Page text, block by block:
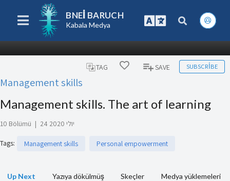
BNEI BARUCH
Kabala Medya
TAG SAVE SUBSCRIBE
Management skills
Management skills. The art of learning
10 Bölümü | 24 יולי 2020
Tags: Management skills Personal empowerment
Up Next Yazıya dökülmüş Skeçler Medya yüklemeleri